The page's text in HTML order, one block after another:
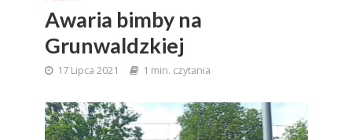
Awaria bimby na
Grunwaldzkiej
17 Lipca 2021 1 min. czytania